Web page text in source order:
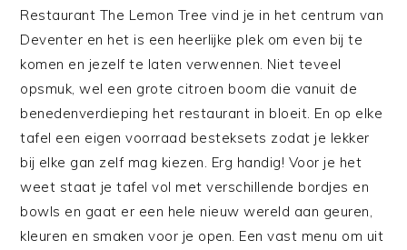
Restaurant The Lemon Tree vind je in het centrum van
Deventer en het is een heerlijke plek om even bij te
komen en jezelf te laten verwennen. Niet teveel
opsmuk, wel een grote citroen boom die vanuit de
benedenverdieping het restaurant in bloeit. En op elke
tafel een eigen voorraad besteksets zodat je lekker
bij elke gan zelf mag kiezen. Erg handig! Voor je het
weet staat je tafel vol met verschillende bordjes en
bowls en gaat er een hele nieuw wereld aan geuren,
kleuren en smaken voor je open. Een vast menu om uit